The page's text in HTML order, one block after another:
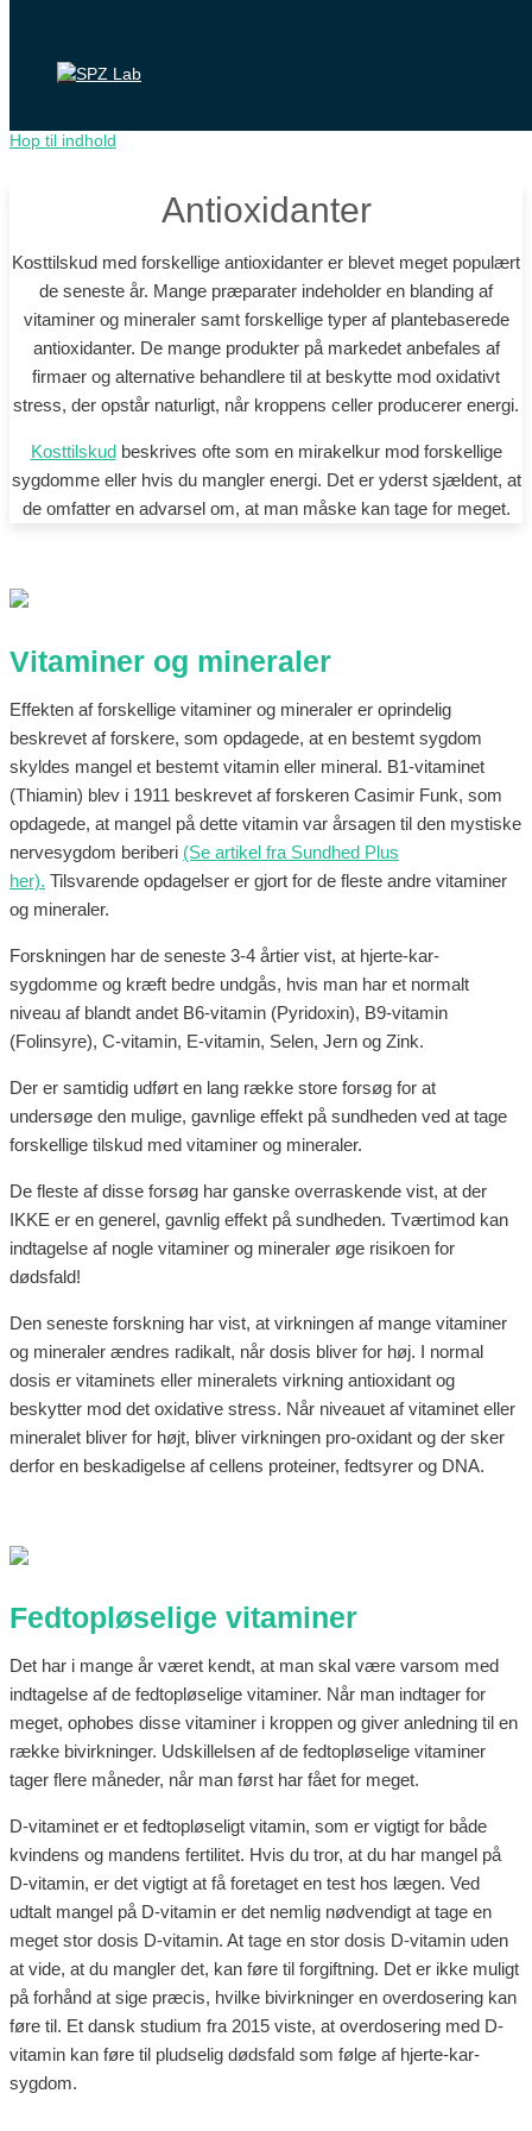
Hop til indhold
Antioxidanter
Kosttilskud med forskellige antioxidanter er blevet meget populært
de seneste år. Mange præparater indeholder en blanding af
vitaminer og mineraler samt forskellige typer af plantebaserede
antioxidanter. De mange produkter på markedet anbefales af
firmaer og alternative behandlere til at beskytte mod oxidativt
stress, der opstår naturligt, når kroppens celler producerer energi.
Kosttilskudbeskrives ofte som en mirakelkur mod forskellige
sygdomme eller hvis du mangler energi. Det er yderst sjældent, at
de omfatter en advarsel om, at man måske kan tage for meget.
Vitaminer og mineraler
Effekten af forskellige vitaminer og mineraler er oprindelig
beskrevet af forskere, som opdagede, at en bestemt sygdom
skyldes mangel et bestemt vitamin eller mineral. B1-vitaminet
(Thiamin) blev i 1911 beskrevet af forskeren Casimir Funk, som
opdagede, at mangel på dette vitamin var årsagen til den mystiske
nervesygdom beriberi (Se artikel fra Sundhed Plus
her). Tilsvarende opdagelser er gjort for de fleste andre vitaminer
og mineraler.
Forskningen har de seneste 3-4 årtier vist, at hjerte-kar-
sygdomme og kræft bedre undgås, hvis man har et normalt
niveau af blandt andet B6-vitamin (Pyridoxin), B9-vitamin
(Folinsyre), C-vitamin, E-vitamin, Selen, Jern og Zink.
Der er samtidig udført en lang række store forsøg for at
undersøge den mulige, gavnlige effekt på sundheden ved at tage
forskellige tilskud med vitaminer og mineraler.
De fleste af disse forsøg har ganske overraskende vist, at der
IKKE er en generel, gavnlig effekt på sundheden. Tværtimod kan
indtagelse af nogle vitaminer og mineraler øge risikoen for
dødsfald!
Den seneste forskning har vist, at virkningen af mange vitaminer
og mineraler ændres radikalt, når dosis bliver for høj. I normal
dosis er vitaminets eller mineralets virkning antioxidant og
beskytter mod det oxidative stress. Når niveauet af vitaminet eller
mineralet bliver for højt, bliver virkningen pro-oxidant og der sker
derfor en beskadigelse af cellens proteiner, fedtsyrer og DNA.
Fedtopløselige vitaminer
Det har i mange år været kendt, at man skal være varsom med
indtagelse af de fedtopløselige vitaminer. Når man indtager for
meget, ophobes disse vitaminer i kroppen og giver anledning til en
række bivirkninger. Udskillelsen af de fedtopløselige vitaminer
tager flere måneder, når man først har fået for meget.
D-vitaminet er et fedtopløseligt vitamin, som er vigtigt for både
kvindens og mandens fertilitet. Hvis du tror, at du har mangel på
D-vitamin, er det vigtigt at få foretaget en test hos lægen. Ved
udtalt mangel på D-vitamin er det nemlig nødvendigt at tage en
meget stor dosis D-vitamin. At tage en stor dosis D-vitamin uden
at vide, at du mangler det, kan føre til forgiftning. Det er ikke muligt
på forhånd at sige præcis, hvilke bivirkninger en overdosering kan
føre til. Et dansk studium fra 2015 viste, at overdosering med D-
vitamin kan føre til pludselig dødsfald som følge af hjerte-kar-
sygdom.